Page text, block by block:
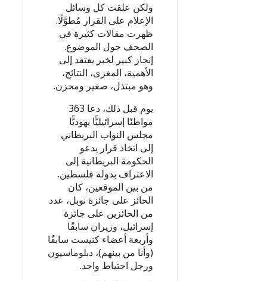
ولكن علقت كل وسائل
الإعلام على القرار مُطوَّلًا.
ظهرت مقالات كثيرة في
الصحف حول الموضوع.
إنجاز كبير لخبر يفتقد إلى
الأهمية، المغزى، النتائج،
وهو مبتذل، صغير ومحزن.
يوم قبل ذلك، دعا 363
مواطنًا إسرائيليًّا يهوديًّا
مجلس النواب البريطاني
إلى اتخاذ قرار يدعو
الحكومة البريطانية إلى
الاعتراف بدولة فلسطين.
من بين الموقعين، كان
الحائز على جائزة نوبل، عدد
من الحائزين على جائزة
إسرائيل، وزيران سابقًا
وأربعة أعضاء كنيست سابقًا
(وأنا من بينهم)، دبلوماسيون
ورجل احتياط واحد.